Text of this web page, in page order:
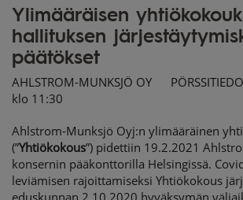
ETUSIVU
MEDIA
PÖRSSITIEDOTTEET
2021
YLIMÄÄRÄISEN
HALLITUKSEN
JÄRJESTÄYTYMISKOKOUKSEN
PÄÄTÖKSET
Ylimääräisen
hallituksen
päätökset
AHLSTROM-MUNKSJÖ OY
klo 11:30
Ahlstrom-Munksjö Oyj:n ylimääräinen
(”Yhtiökokous”) pidettiin 19.2.2021
konsernin pääkonttorilla Helsingissä.
leviämisen rajoittamiseksi Yhtiökokous
eduskunnan 2.10.2020 hyväksymän